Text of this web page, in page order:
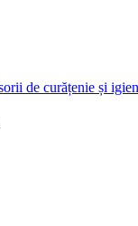
de curățenie și